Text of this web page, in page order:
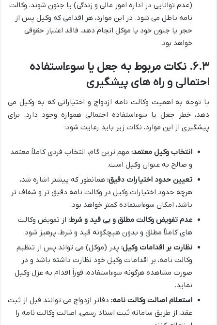
(عدم توانایی در اداره امور مالی و زندگی) یا جنون شوند، وکالت
نامه باطل می شود. در این موارد، هر اقدامی که وکیل پس از
حجر یا جنون خود یا موکل انجام دهد، فاقد اعتبار حقوقی
خواهد بود.
۶.۳. نکات مربوط به جعل یا سوءاستفاده
احتمالی و راه های پیشگیری
با توجه به اهمیت وکالت نامه ازدواج و اختیاراتی که به وکیل می
دهد، خطر جعل یا سوءاستفاده احتمالی همواره وجود دارد. برای
پیشگیری از این موارد، نکات زیر باید رعایت شود:
انتخاب وکیل معتمد: مهم ترین گام، انتخاب فردی کاملاً معتمد
و صالح به عنوان وکیل است.
تعیین حدود اختیارات دقیق: همانطور که پیشتر اشاره شد،
هرچه حدود اختیارات وکیل در وکالت نامه دقیق تر و شفاف تر
باشد، امکان سوءاستفاده کمتر خواهد بود.
عدم تفویض وکالت مطلق و بی قید و شرط: از تفویض وکالت
های کاملاً مطلق و بدون هیچگونه قید و شرط، پرهیز شود.
نظارت بر اقدامات وکیل: پدر (موکل) می تواند پس از تنظیم
وکالت نامه، بر اقدامات وکیل خود نظارت داشته باشد و در
صورت مشاهده هرگونه سوءاستفاده، فوراً اقدام به عزل وکیل
نماید.
استعلام اصالت وکالت نامه: دفاتر ازدواج می توانند قبل از ثبت
عقد، از طریق سامانه ثبت اسناد رسمی، اصالت وکالت نامه را